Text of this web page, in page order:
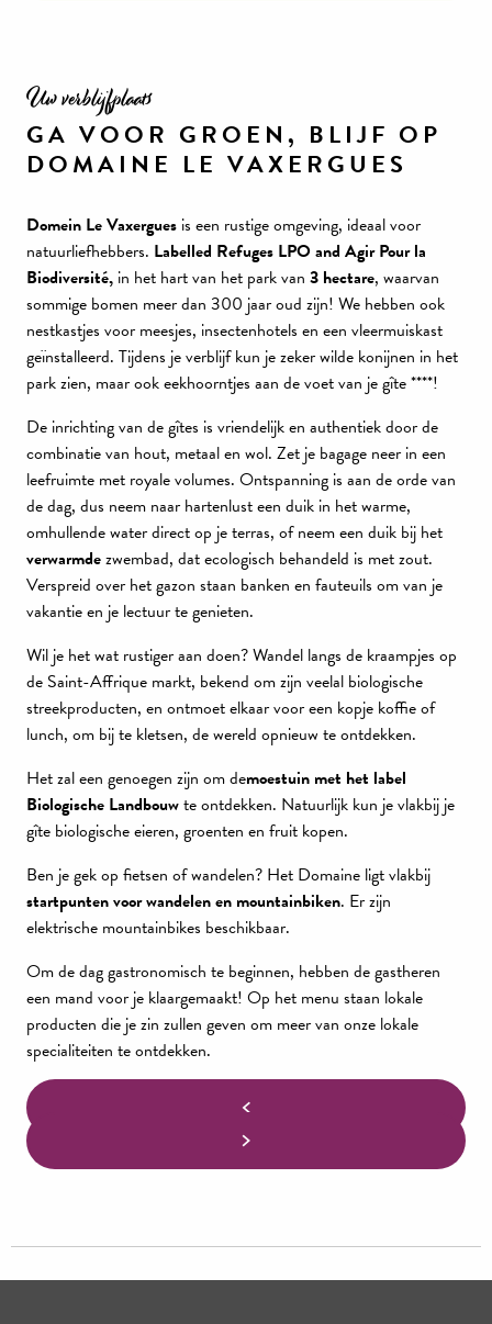
Uw verblijfplaats
GA VOOR GROEN, BLIJF OP
DOMAINE LE VAXERGUES
Domein Le Vaxergues is een rustige omgeving, ideaal voor
natuurliefhebbers. Labelled Refuges LPO and Agir Pour la
Biodiversité, in het hart van het park van 3 hectare, waarvan
sommige bomen meer dan 300 jaar oud zijn! We hebben ook
nestkastjes voor meesjes, insectenhotels en een vleermuiskast
geïnstalleerd. Tijdens je verblijf kun je zeker wilde konijnen in het
park zien, maar ook eekhoorntjes aan de voet van je gîte ****!
De inrichting van de gîtes is vriendelijk en authentiek door de
combinatie van hout, metaal en wol. Zet je bagage neer in een
leefruimte met royale volumes. Ontspanning is aan de orde van
de dag, dus neem naar hartenlust een duik in het warme,
omhullende water direct op je terras, of neem een duik bij het
verwarmdezwembad, dat ecologisch behandeld is met zout.
Verspreid over het gazon staan banken en fauteuils om van je
vakantie en je lectuur te genieten.
Wil je het wat rustiger aan doen? Wandel langs de kraampjes op
de Saint-Affrique markt, bekend om zijn veelal biologische
streekproducten, en ontmoet elkaar voor een kopje koffie of
lunch, om bij te kletsen, de wereld opnieuw te ontdekken.
Het zal een genoegen zijn om demoestuin met het label
Biologische Landbouwte ontdekken. Natuurlijk kun je vlakbij je
gîte biologische eieren, groenten en fruit kopen.
Ben je gek op fietsen of wandelen? Het Domaine ligt vlakbij
startpunten voor wandelen en mountainbiken. Er zijn
elektrische mountainbikes beschikbaar.
Om de dag gastronomisch te beginnen, hebben de gastheren
een mand voor je klaargemaakt! Op het menu staan lokale
producten die je zin zullen geven om meer van onze lokale
specialiteiten te ontdekken.